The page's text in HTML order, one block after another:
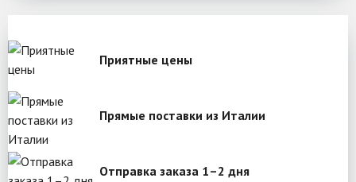
Приятные цены
Прямые поставки из Италии
Отправка заказа 1–2 дня